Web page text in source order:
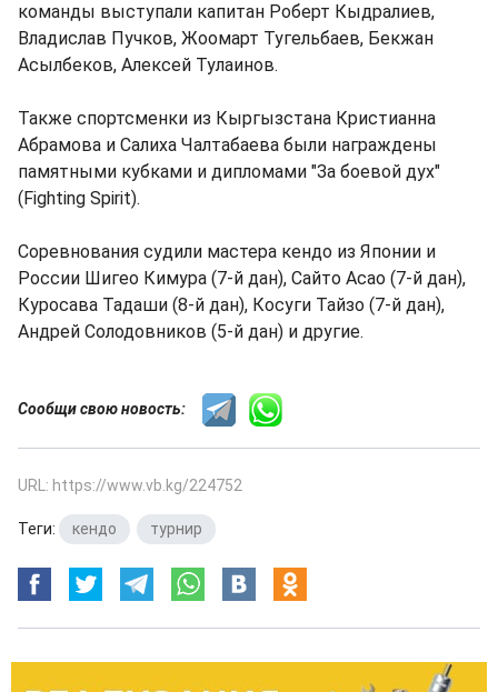
команды выступали капитан Роберт Кыдралиев,
Владислав Пучков, Жоомарт Тугельбаев, Бекжан
Асылбеков, Алексей Тулаинов.
Также спортсменки из Кыргызстана Кристианна
Абрамова и Салиха Чалтабаева были награждены
памятными кубками и дипломами "За боевой дух"
(Fighting Spirit).
Соревнования судили мастера кендо из Японии и
России Шигео Кимура (7-й дан), Сайто Асао (7-й дан),
Куросава Тадаши (8-й дан), Косуги Тайзо (7-й дан),
Андрей Солодовников (5-й дан) и другие.
Сообщи свою новость:
URL: https://www.vb.kg/224752
Теги: кендо турнир